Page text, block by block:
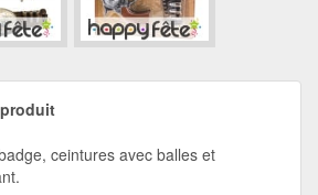
ceintures avec balles et